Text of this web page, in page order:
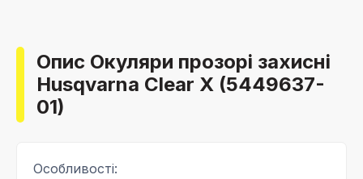
Опис Окуляри прозорі захисні
Husqvarna Clear X (5449637-
01)
Особливості: